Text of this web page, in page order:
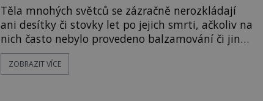
Těla mnohých světců se zázračně nerozkládají
ani desítky či stovky let po jejich smrti, ačkoliv na
nich často nebylo provedeno balzamování či jiné
pokusy o konzervaci. Neporušené ostatky bývají
považovány za důkaz svatosti zemřelých. Jaké
ZOBRAZIT VÍCE